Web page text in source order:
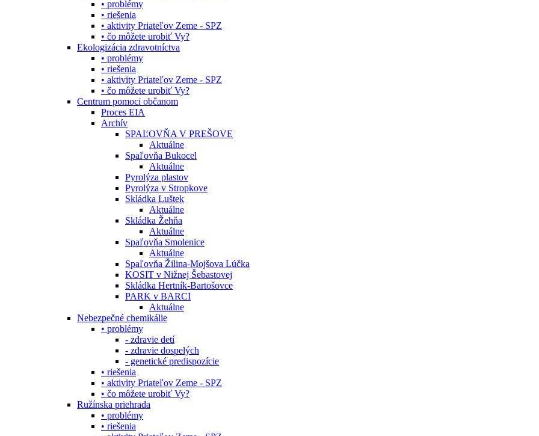
• problémy
• riešenia
• aktivity Priateľov Zeme - SPZ
• čo môžete urobiť Vy?
Ekologizácia zdravotníctva
• problémy
• riešenia
• aktivity Priateľov Zeme - SPZ
• čo môžete urobiť Vy?
Centrum pomoci občanom
Proces EIA
Archív
SPAĽOVŇA V PREŠOVE
Aktuálne
Spaľovňa Bukocel
Aktuálne
Pyrolýza plastov
Pyrolýza v Stropkove
Skládka Luštek
Aktuálne
Skládka Žehňa
Aktuálne
Spaľovňa Smolenice
Aktuálne
Spaľovňa Žilina-Mojšova Lúčka
KOSIT v Nižnej Šebastovej
Skládka Hertník-Bartošovce
PARK v BARCI
Aktuálne
Nebezpečné chemikálie
• problémy
- zdravie detí
- zdravie dospelých
- genetické predispozície
• riešenia
• aktivity Priateľov Zeme - SPZ
• čo môžete urobiť Vy?
Ružínska priehrada
• problémy
• riešenia